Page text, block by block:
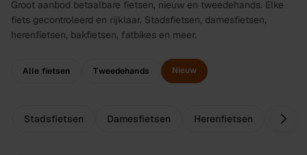
Groot aanbod betaalbare fietsen, nieuw en tweedehands. Elke
fiets gecontroleerd en rijklaar. Stadsfietsen, damesfietsen,
herenfietsen, bakfietsen, fatbikes en meer.
Alle fietsen Tweedehands Nieuw
Stadsfietsen Damesfietsen Herenfietsen